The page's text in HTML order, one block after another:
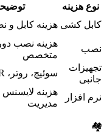
نوع هزینه
کابل کشی هزینه کابل و
نصب
هزینه نصب
متخصص
تجهیزات
جانبی
سوئیچ، روتر، NVR و …
نرم افزار
هزینه لایسنس
مدیریت
🏘️